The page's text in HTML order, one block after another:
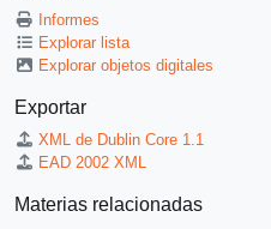
Informes
Explorar lista
Explorar objetos digitales
Exportar
XML de Dublin Core 1.1
EAD 2002 XML
Materias relacionadas